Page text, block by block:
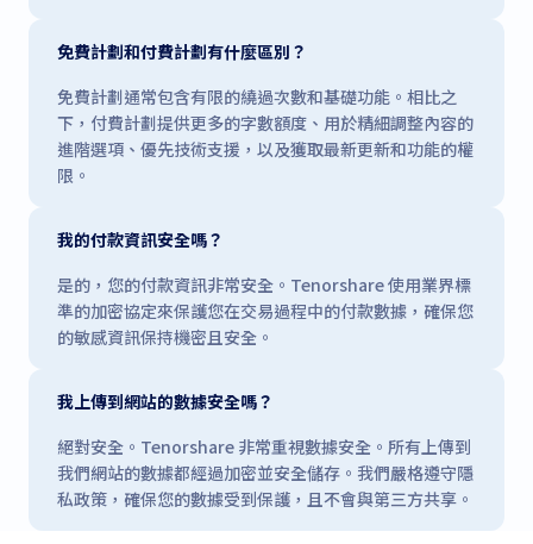
免費計劃和付費計劃有什麼區別？
免費計劃通常包含有限的繞過次數和基礎功能。相比之
下，付費計劃提供更多的字數額度、用於精細調整內容的
進階選項、優先技術支援，以及獲取最新更新和功能的權
限。
我的付款資訊安全嗎？
是的，您的付款資訊非常安全。Tenorshare 使用業界標
準的加密協定來保護您在交易過程中的付款數據，確保您
的敏感資訊保持機密且安全。
我上傳到網站的數據安全嗎？
絕對安全。Tenorshare 非常重視數據安全。所有上傳到
我們網站的數據都經過加密並安全儲存。我們嚴格遵守隱
私政策，確保您的數據受到保護，且不會與第三方共享。